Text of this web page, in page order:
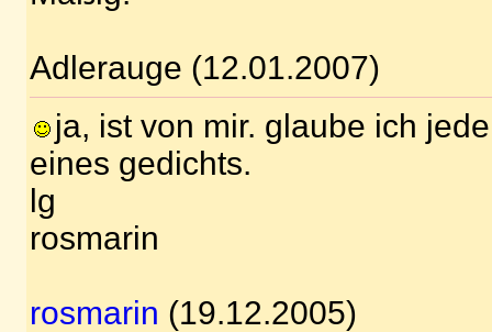
Adlerauge (12.01.2007)
ja, ist von mir. glaube ich
eines gedichts.
lg
rosmarin
rosmarin (19.12.2005)